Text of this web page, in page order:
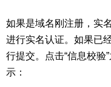
如果是域名刚注册，实
进行实名认证。如果已
行提交。点击“信息校验
示：